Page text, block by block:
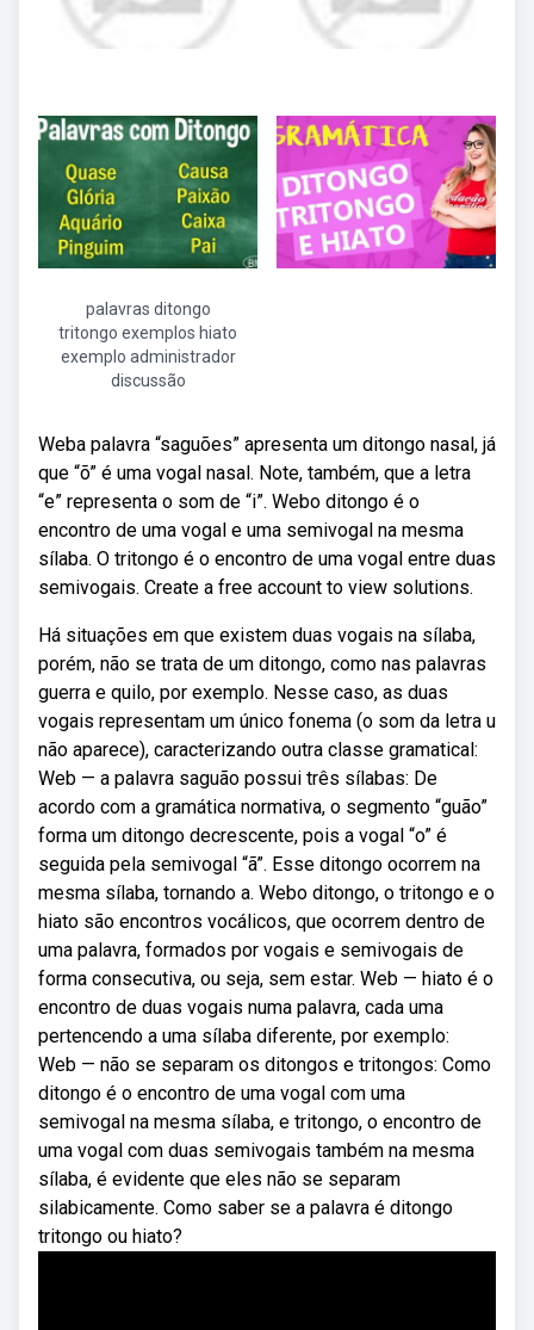
palavras ditongo
tritongo exemplos hiato
exemplo administrador
discussão
Weba palavra “saguões” apresenta um ditongo nasal, já
que “õ” é uma vogal nasal. Note, também, que a letra
“e” representa o som de “i”. Webo ditongo é o
encontro de uma vogal e uma semivogal na mesma
sílaba. O tritongo é o encontro de uma vogal entre duas
semivogais. Create a free account to view solutions.
Há situações em que existem duas vogais na sílaba,
porém, não se trata de um ditongo, como nas palavras
guerra e quilo, por exemplo. Nesse caso, as duas
vogais representam um único fonema (o som da letra u
não aparece), caracterizando outra classe gramatical:
Web — a palavra saguão possui três sílabas: De
acordo com a gramática normativa, o segmento “guão”
forma um ditongo decrescente, pois a vogal “o” é
seguida pela semivogal “ã”. Esse ditongo ocorrem na
mesma sílaba, tornando a. Webo ditongo, o tritongo e o
hiato são encontros vocálicos, que ocorrem dentro de
uma palavra, formados por vogais e semivogais de
forma consecutiva, ou seja, sem estar. Web — hiato é o
encontro de duas vogais numa palavra, cada uma
pertencendo a uma sílaba diferente, por exemplo:
Web — não se separam os ditongos e tritongos: Como
ditongo é o encontro de uma vogal com uma
semivogal na mesma sílaba, e tritongo, o encontro de
uma vogal com duas semivogais também na mesma
sílaba, é evidente que eles não se separam
silabicamente. Como saber se a palavra é ditongo
tritongo ou hiato?